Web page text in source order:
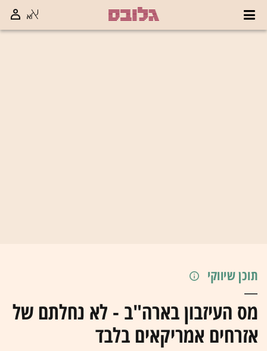
תוכן שיווקי
מס העיזבון בארה"ב - לא נחלתם של
אזרחים אמריקאים בלבד